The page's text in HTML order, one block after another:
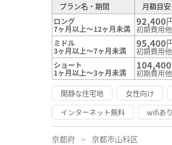
プラン名・期間
月額目安
ロング
7ヶ月以上～12ヶ月未満
92,400
初期費用
ミドル
3ヶ月以上～7ヶ月未満
95,400
初期費用
ショート
1ヶ月以上～3ヶ月未満
104,400
初期費用
閑静な住宅地
女性向け
インターネット無料
wifiあり
京都府 京都市山科区